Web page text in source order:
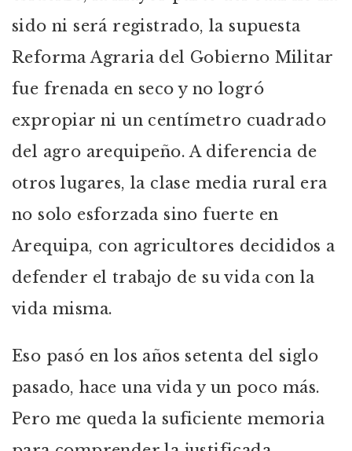
sido ni será registrado, la supuesta
Reforma Agraria del Gobierno Militar
fue frenada en seco y no logró
expropiar ni un centímetro cuadrado
del agro arequipeño. A diferencia de
otros lugares, la clase media rural era
no solo esforzada sino fuerte en
Arequipa, con agricultores decididos a
defender el trabajo de su vida con la
vida misma.
Eso pasó en los años setenta del siglo
pasado, hace una vida y un poco más.
Pero me queda la suficiente memoria